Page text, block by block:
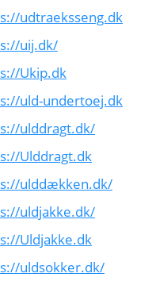
udtraeksseng.dk
uij.dk/
Ukip.dk
uld-undertoej.dk
ulddragt.dk/
Ulddragt.dk
ulddækken.dk/
uldjakke.dk/
Uldjakke.dk
uldsokker.dk/